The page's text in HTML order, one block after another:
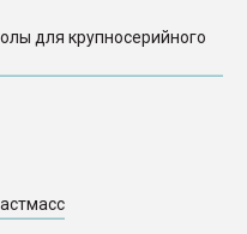
для крупносерийного